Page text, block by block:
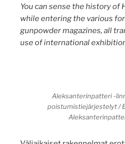
You can sense the history of
while entering the various
gunpowder magazines, all
use of international
Aleksanterinpatteri -
poistumistiejärjestelyt /